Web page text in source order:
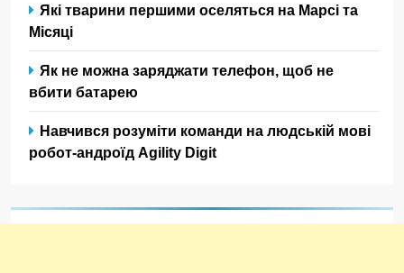
Які тварини першими оселяться на Марсі та
Місяці
Як не можна заряджати телефон, щоб не
вбити батарею
Навчився розуміти команди на людській мові
робот-андроїд Agility Digit